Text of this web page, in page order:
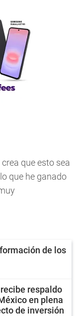
que esto sea
que he ganado
de los
respaldo
en plena
de inversión